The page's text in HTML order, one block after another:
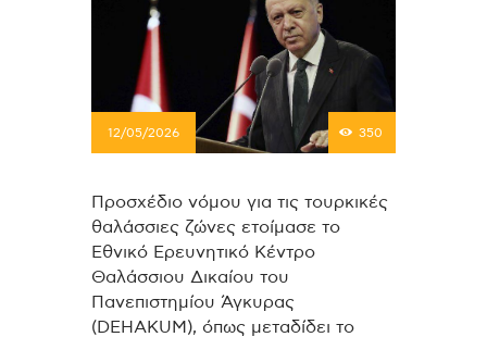
12/05/2026 350
Προσχέδιο νόμου για τις τουρκικές
θαλάσσιες ζώνες ετοίμασε το
Εθνικό Ερευνητικό Κέντρο
Θαλάσσιου Δικαίου του
Πανεπιστημίου Άγκυρας
(DEHAKUM), όπως μεταδίδει το